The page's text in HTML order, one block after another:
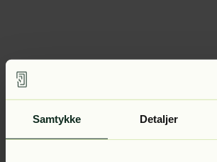
Samtykke Detaljer